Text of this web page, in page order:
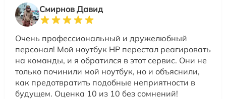
Смирнов Давид
Очень профессиональный и дружелюбный
персонал! Мой ноутбук HP перестал реагировать
на команды, и я обратился в этот сервис. Они не
только починили мой ноутбук, но и объяснили,
как предотвратить подобные неприятности в
будущем. Оценка 10 из 10 без сомнений!